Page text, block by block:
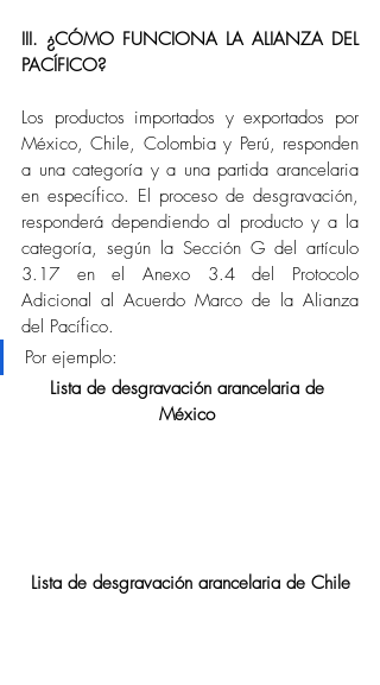
III. ¿CÓMO FUNCIONA LA ALIANZA DEL
PACÍFICO?
Los productos importados y exportados por
México, Chile, Colombia y Perú, responden
a una categoría y a una partida arancelaria
en específico. El proceso de desgravación,
responderá dependiendo al producto y a la
categoría, según la Sección G del artículo
3.17 en el Anexo 3.4 del Protocolo
Adicional al Acuerdo Marco de la Alianza
del Pacífico.
Por ejemplo:
Lista de desgravación arancelaria de
México
Lista de desgravación arancelaria de Chile